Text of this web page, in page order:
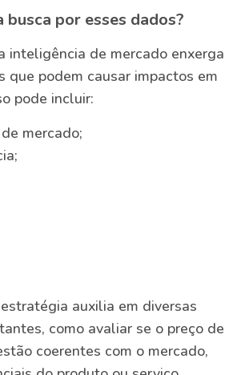
busca por esses dados?
inteligência de mercado enxerga
que podem causar impactos em
pode incluir:
mercado;
auxilia em diversas
como avaliar se o preço de
coerentes com o mercado,